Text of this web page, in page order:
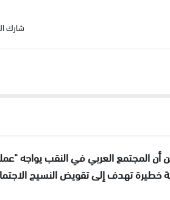
شارك
المجتمع العربي في النقب يواجه
خطيرة تهدف إلى تقويض النسيج